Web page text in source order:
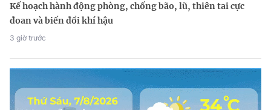
Kế hoạch hành động phòng, chống bão, lũ, thiên tai cực
đoan và biến đổi khí hậu
3 giờ trước